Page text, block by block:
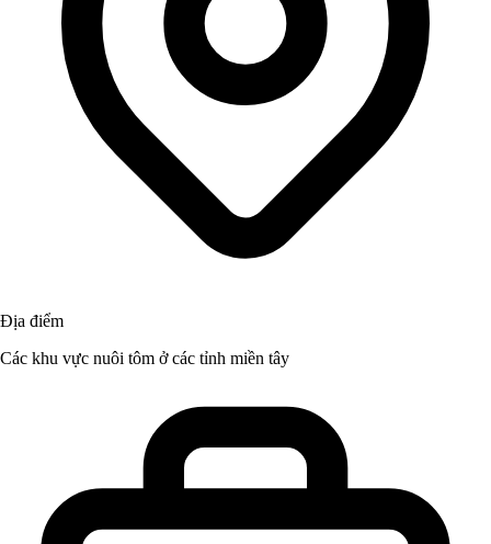
Địa điểm
Các khu vực nuôi tôm ở các tỉnh miền tây